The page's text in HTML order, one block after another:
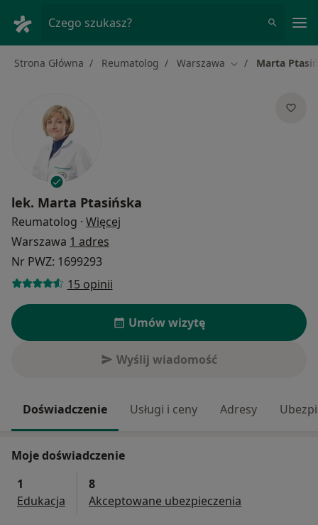
Czego szukasz?
Strona Główna Reumatolog Warszawa Zmień miasto
Marta
lek. Marta Ptasińska
Reumatolog · Więcej
Warszawa 1 adres
Nr PWZ: 1699293
15 opinii
Umów wizytę
Wyślij wiadomość
Doświadczenie Usługi i ceny Adresy
Moje doświadczenie
1
Edukacja
8
Akceptowane ubezpieczenia